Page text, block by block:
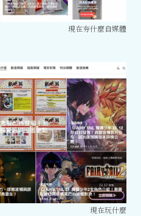
現在夯什麼自媒體
現在玩什麼